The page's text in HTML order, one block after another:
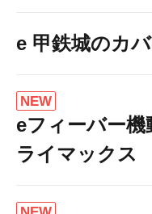
e 甲鉄城のカ
NEW
eフィーバー
ライマックス